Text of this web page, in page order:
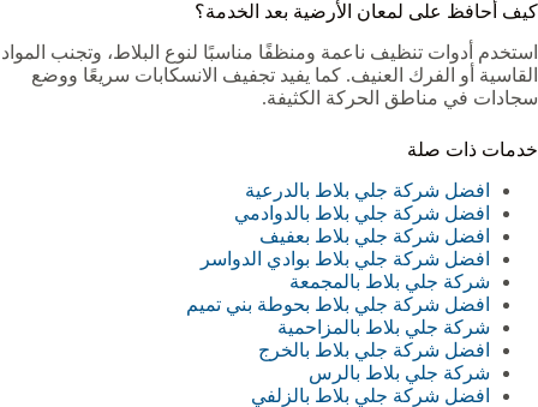
كيف أحافظ على لمعان الأرضية بعد الخدمة؟
استخدم أدوات تنظيف ناعمة ومنظفًا مناسبًا لنوع البلاط، وتجنب المواد
القاسية أو الفرك العنيف. كما يفيد تجفيف الانسكابات سريعًا ووضع
سجادات في مناطق الحركة الكثيفة.
خدمات ذات صلة
افضل شركة جلي بلاط بالدرعية
افضل شركة جلي بلاط بالدوادمي
افضل شركة جلي بلاط بعفيف
افضل شركة جلي بلاط بوادي الدواسر
شركة جلي بلاط بالمجمعة‏
افضل شركة جلي بلاط بحوطة بني تميم
شركة جلي بلاط بالمزاحمية‏‏
افضل شركة جلي بلاط بالخرج
شركة جلي بلاط بالرس
افضل شركة جلي بلاط بالزلفي